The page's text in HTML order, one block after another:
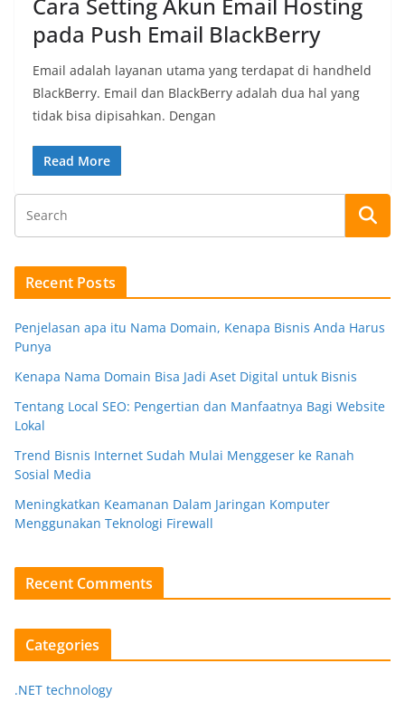
Cara Setting Akun Email Hosting
pada Push Email BlackBerry
Email adalah layanan utama yang terdapat di handheld
BlackBerry. Email dan BlackBerry adalah dua hal yang
tidak bisa dipisahkan. Dengan
Read More
Recent Posts
Penjelasan apa itu Nama Domain, Kenapa Bisnis Anda Harus
Punya
Kenapa Nama Domain Bisa Jadi Aset Digital untuk Bisnis
Tentang Local SEO: Pengertian dan Manfaatnya Bagi Website
Lokal
Trend Bisnis Internet Sudah Mulai Menggeser ke Ranah
Sosial Media
Meningkatkan Keamanan Dalam Jaringan Komputer
Menggunakan Teknologi Firewall
Recent Comments
Categories
.NET technology